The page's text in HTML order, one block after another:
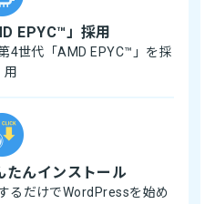
EPYC™」採用
4世代「AMD EPYC™」を採
用
んインストール
るだけでWordPressを始め